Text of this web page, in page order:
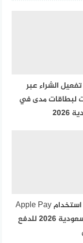
الشراء عبر
لبطاقات مدى في
كيفية استخدام Apple Pay
في السعودية 2026 للدفع